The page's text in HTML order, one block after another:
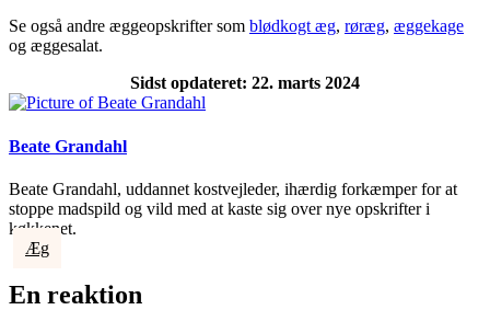
Se også andre æggeopskrifter som blødkogt æg, røræg, æggekage
og æggesalat.
Sidst opdateret: 22. marts 2024
Beate Grandahl
Beate Grandahl, uddannet kostvejleder, ihærdig forkæmper for at
stoppe madspild og vild med at kaste sig over nye opskrifter i
køkkenet.
Æg
En reaktion